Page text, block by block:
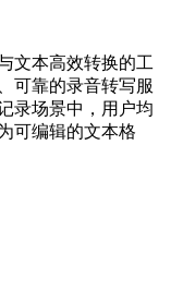
文本高效转换的工
可靠的录音转写服
录场景中，用户均
可编辑的文本格